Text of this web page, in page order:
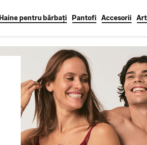
Haine pentru bărbați Pantofi Accesorii